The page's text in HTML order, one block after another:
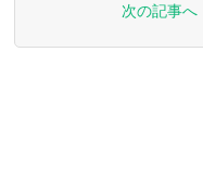
次の記事へ